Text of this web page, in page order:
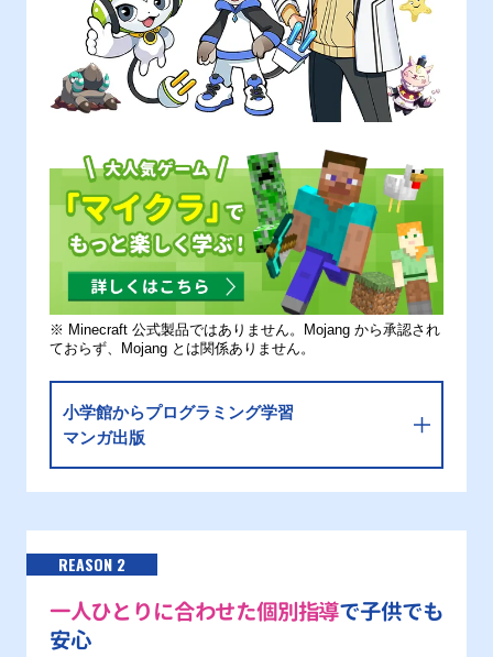
※ Minecraft 公式製品ではありません。Mojang から承認され
ておらず、Mojang とは関係ありません。
小学館からプログラミング学習
マンガ出版
REASON 2
一人ひとりに合わせた個別指導で子供でも
安心